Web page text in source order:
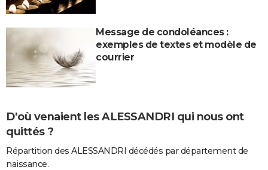
Message de condoléances :
exemples de textes et modèle de
courrier
D'où venaient les ALESSANDRI qui nous ont
quittés ?
Répartition des ALESSANDRI décédés par département de
naissance.